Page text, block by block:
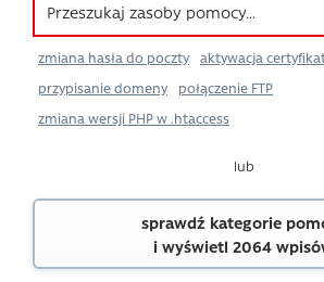
zmiana hasła do poczty
aktywacja
przypisanie domeny
połączenie FTP
zmiana wersji PHP w .htaccess
lub
sprawdź kategorie
i wyświetl 2064